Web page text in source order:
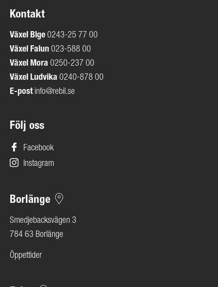
Kontakt
Växel Blge 0243-25 77 00
Växel Falun 023-588 00
Växel Mora 0250-237 00
Växel Ludvika 0240-878 00
E-post info@rebil.se
Följ oss
Facebook
Instagram
Borlänge
Smedjebacksvägen 3
784 63 Borlänge
Öppettider